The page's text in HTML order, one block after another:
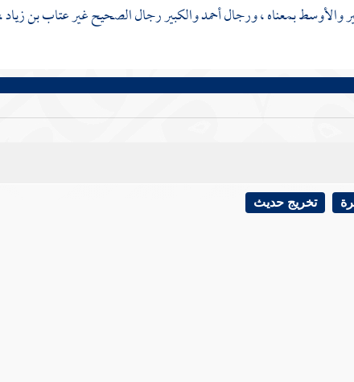
والأوسط بمعناه ، ورجالأحمدوالكبير رجال الصحيح غيرعتاب بن زياد
تخريج حديث